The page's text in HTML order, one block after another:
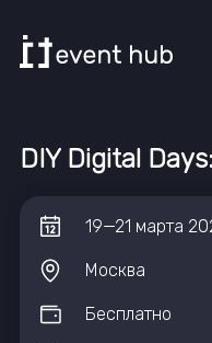
DIY Digital
19—21 марта
Москва
Бесплатно